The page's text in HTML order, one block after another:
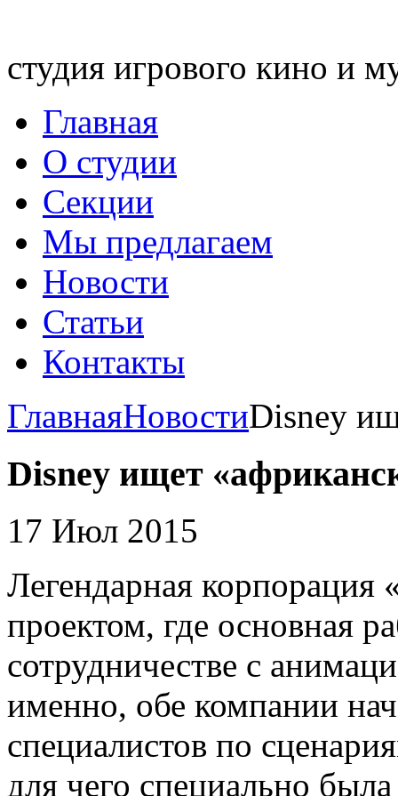
студия игрового кино и
Главная
О студии
Секции
Мы предлагаем
Новости
Статьи
Контакты
ГлавнаяНовостиDisney
Disney ищет
17 Июл 2015
Легендарная корпорация
проектом, где основная
сотрудничестве с
именно, обе компании
специалистов по
для чего специально